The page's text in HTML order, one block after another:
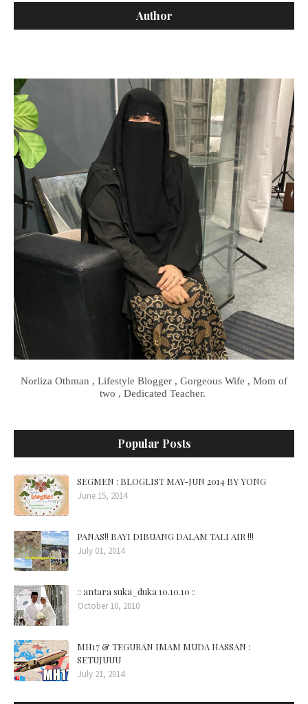
Author
Norliza Othman , Lifestyle Blogger , Gorgeous Wife , Mom of
two , Dedicated Teacher.
Popular Posts
SEGMEN : BLOGLIST MAY-JUN 2014 BY YONG
June 15, 2014
PANAS!! BAYI DIBUANG DALAM TALI AIR !!!
July 01, 2014
:: antara suka_duka 10.10.10 ::
October 10, 2010
MH17 & TEGURAN IMAM MUDA HASSAN :
SETUJUUU
July 21, 2014